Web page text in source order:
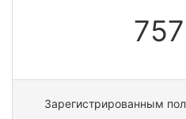
757
Зарегистрированным